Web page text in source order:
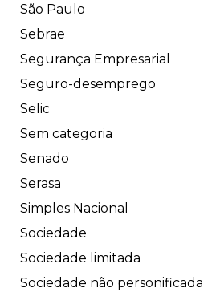
São Paulo
Sebrae
Segurança Empresarial
Seguro-desemprego
Selic
Sem categoria
Senado
Serasa
Simples Nacional
Sociedade
Sociedade limitada
Sociedade não personificada